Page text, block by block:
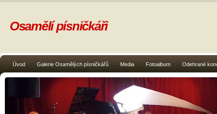
Úvod Galerie Osamělých písničkářů Media Fotoalbum Odehrané
Osamělí písničkáři